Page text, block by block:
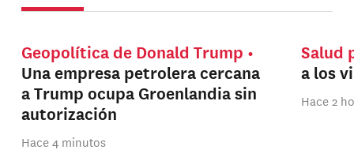
Geopolítica de Donald Trump
Una empresa petrolera cercana
a Trump ocupa Groenlandia sin
autorización
Hace 4 minutos
Salud
a los
Hace 2